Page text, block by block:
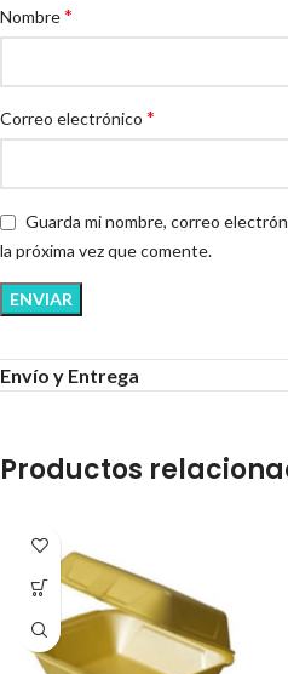
Nombre*
Correo electrónico *
Guarda mi nombre, correo
la próxima vez que comente.
Envío y Entrega
Productos